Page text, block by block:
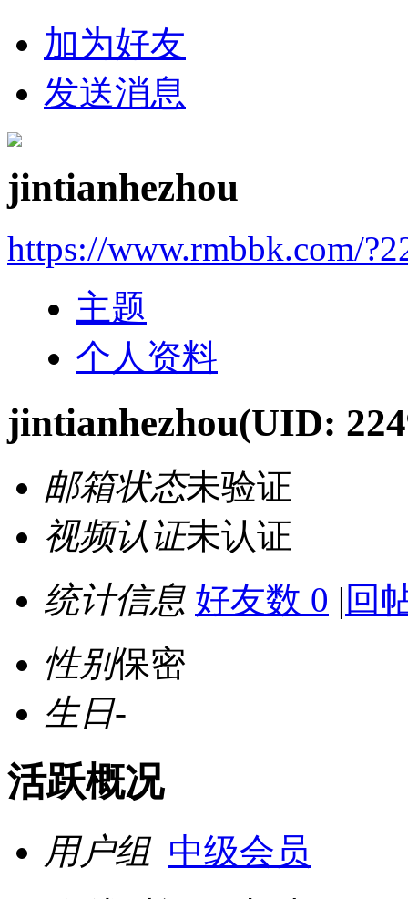
加为好友
发送消息
jintianhezhou
https://www.rmbbk.com/
主题
个人资料
jintianhezhou(UID:
邮箱状态未验证
视频认证未认证
统计信息 好友数 0 | 回
性别保密
生日-
活跃概况
用户组 中级会员